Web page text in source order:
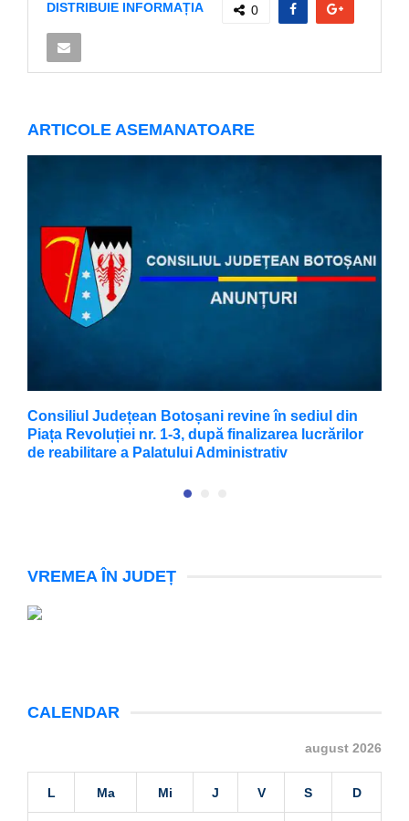
DISTRIBUIE INFORMAȚIA 0
ARTICOLE ASEMANATOARE
Consiliul Județean Botoșani revine în sediul din
Piața Revoluției nr. 1-3, după finalizarea lucrărilor
de reabilitare a Palatului Administrativ
VREMEA ÎN JUDEȚ
CALENDAR
august 2026
L Ma Mi J V S D